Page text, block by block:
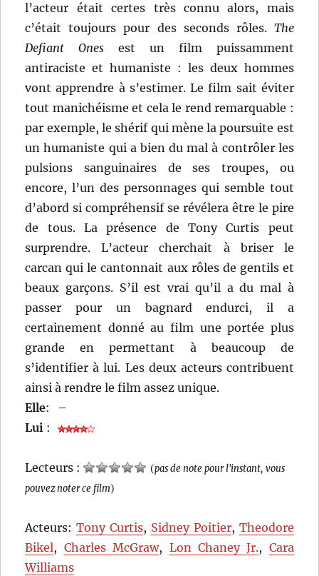
l’acteur était certes très connu alors, mais
c’était toujours pour des seconds rôles. The
Defiant Ones est un film puissamment
antiraciste et humaniste : les deux hommes
vont apprendre à s’estimer. Le film sait éviter
tout manichéisme et cela le rend remarquable :
par exemple, le shérif qui mène la poursuite est
un humaniste qui a bien du mal à contrôler les
pulsions sanguinaires de ses troupes, ou
encore, l’un des personnages qui semble tout
d’abord si compréhensif se révélera être le pire
de tous. La présence de Tony Curtis peut
surprendre. L’acteur cherchait à briser le
carcan qui le cantonnait aux rôles de gentils et
beaux garçons. S’il est vrai qu’il a du mal à
passer pour un bagnard endurci, il a
certainement donné au film une portée plus
grande en permettant à beaucoup de
s’identifier à lui. Les deux acteurs contribuent
ainsi à rendre le film assez unique.
Elle:
–
Lui :
Lecteurs : (pas de note pour l'instant, vous
pouvez noter ce film)
Acteurs:Tony Curtis, Sidney Poitier, Theodore
Bikel, Charles McGraw, Lon Chaney Jr., Cara
Williams